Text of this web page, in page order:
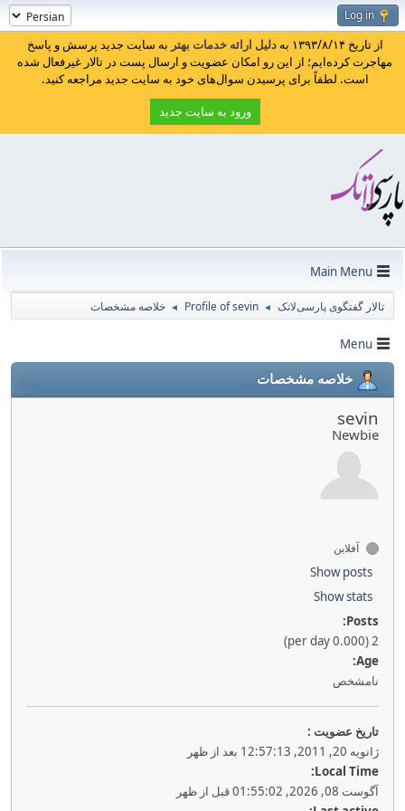
Log in
از تاریخ ۱۳۹۳/۸/۱۴ به دلیل ارائه خدمات بهتر به سایت جدید پرسش و پاسخ
مهاجرت کرده‌ایم؛ از این رو امکان عضویت و ارسال پست در تالار غیرفعال شده
است. لطفاً برای پرسیدن سوال‌های خود به سایت جدید مراجعه کنید.
ورود به سایت جدید
Main Menu
تالار گفتگوی پارسی‌لاتک ◄
Profile of sevin
◄ خلاصه مشخصات
Menu
خلاصه مشخصات
sevin
Newbie
آفلاین
Show posts
Show stats
Posts:
2 (0.000 per day)
Age:
نامشخص
تاريخ عضويت :
ژانویه 20, 2011, 12:57:13 بعد از ظهر
Local Time:
آگوست 08, 2026, 01:55:02 قبل از ظهر